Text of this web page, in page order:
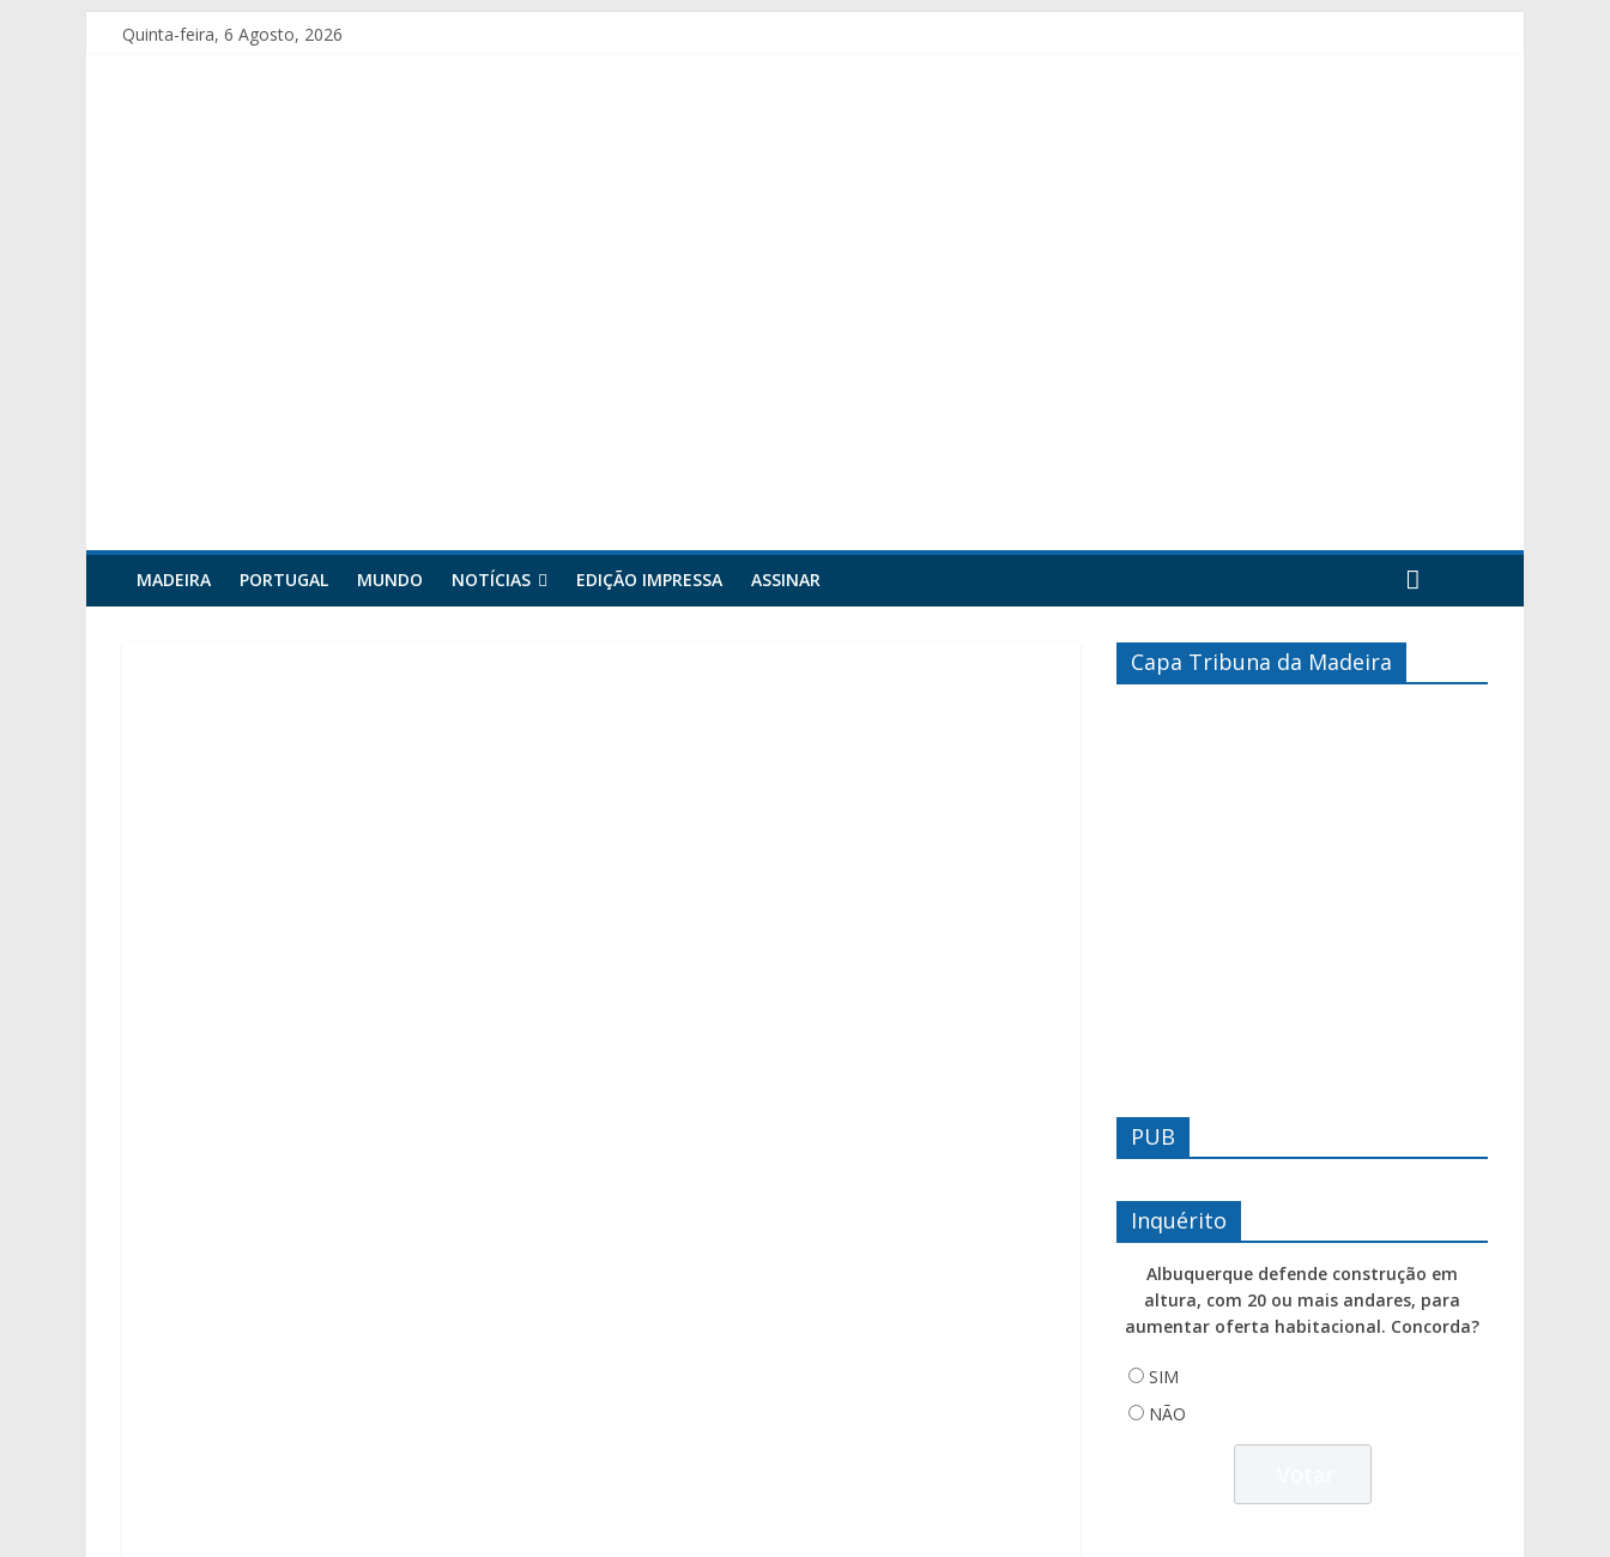
Quinta-feira, 6 Agosto, 2026
MADEIRA PORTUGAL MUNDO NOTÍCIAS EDIÇÃO IMPRESSA ASSINAR
Capa Tribuna da Madeira
PUB
Inquérito
Albuquerque defende construção em
altura, com 20 ou mais andares, para
aumentar oferta habitacional. Concorda?
SIM
NÃO